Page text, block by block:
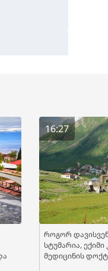
16:27
როგორ
სტუმარია,
მედიცინის